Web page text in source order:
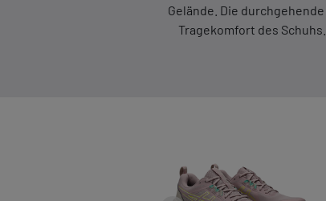
Gelände. Die
Tragekomfort des